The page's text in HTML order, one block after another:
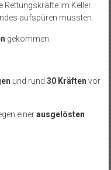
Rettungskräfte im Keller
aufspüren mussten.
gekommen.
und rund 30 Kräften vor
einerausgelösten